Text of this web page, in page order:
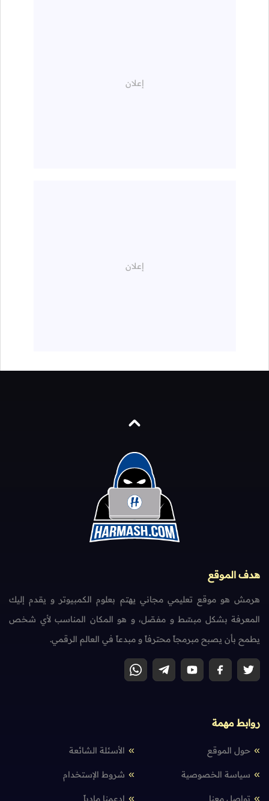
هدف الموقع
هرمش هو موقع تعليمي مجاني يهتم بعلوم الكمبيوتر و يقدم إليك
المعرفة بشكل مبسّط و مفصّل، و هو المكان المناسب لأي شخص
يطمح بأن يصبح مبرمجاً محترفاً و مبدعاً في العالم الرقمي.
روابط مهمة
حول الموقع الأسئلة الشائعة
سياسة الخصوصية شروط الإستخدام
تواصل معنا إدعمنا مادياً